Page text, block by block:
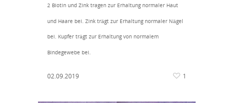
2 Biotin und Zink tragen zur Erhaltung normaler Haut
und Haare bei. Zink trägt zur Erhaltung normaler Nägel
bei. Kupfer trägt zur Erhaltung von normalem
Bindegewebe bei.
02.09.2019 1